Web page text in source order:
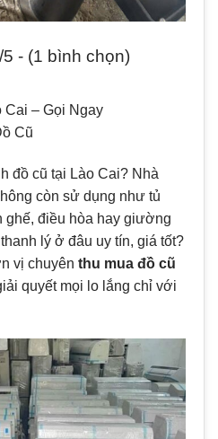
5 - (1 bình chọn)
Cai – Gọi Ngay
Cũ
đồ cũ tại Lào Cai? Nhà
còn sử dụng như tủ
ghế, điều hòa hay giường
lý ở đâu uy tín, giá tốt?
vị chuyên thu mua đồ cũ
quyết mọi lo lắng chỉ với